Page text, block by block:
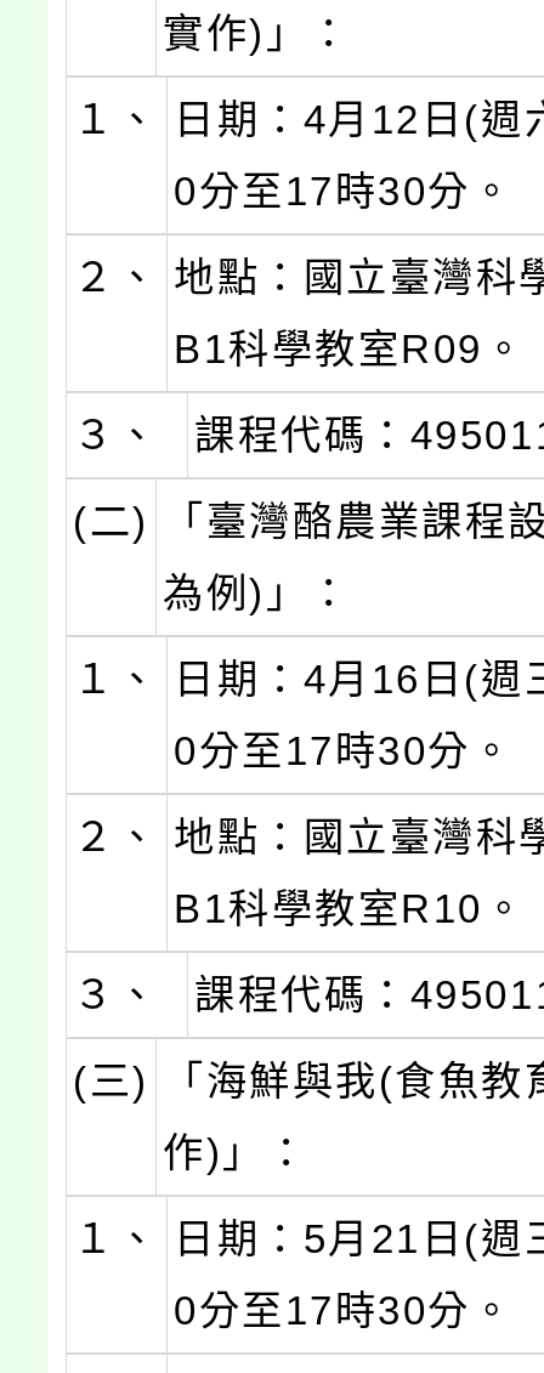
實作)」：
１、
日期：4月12日(週
0分至17時30分。
２、
地點：國立臺灣科
B1科學教室R09。
３、
課程代碼：
(二)
「臺灣酪農業課程
為例)」：
１、
日期：4月16日(週
0分至17時30分。
２、
地點：國立臺灣科
B1科學教室R10。
３、
課程代碼：
(三)
「海鮮與我(食魚教
作)」：
１、
日期：5月21日(週
0分至17時30分。